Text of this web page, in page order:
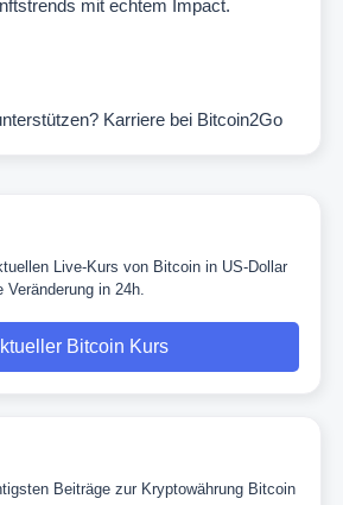
mit echtem Impact.
Karriere bei Bitcoin2Go
Live-Kurs von Bitcoin in US-Dollar
in 24h.
Bitcoin Kurs
Beiträge zur Kryptowährung Bitcoin